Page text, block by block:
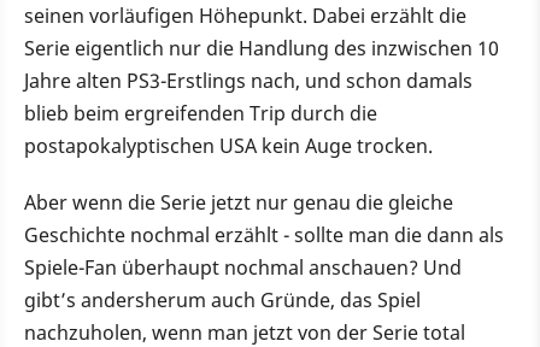
seinen vorläufigen Höhepunkt. Dabei erzählt die
Serie eigentlich nur die Handlung des inzwischen 10
Jahre alten PS3-Erstlings nach, und schon damals
blieb beim ergreifenden Trip durch die
postapokalyptischen USA kein Auge trocken.
Aber wenn die Serie jetzt nur genau die gleiche
Geschichte nochmal erzählt - sollte man die dann als
Spiele-Fan überhaupt nochmal anschauen? Und
gibt’s andersherum auch Gründe, das Spiel
nachzuholen, wenn man jetzt von der Serie total